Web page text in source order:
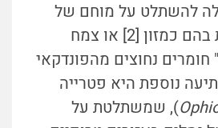
להשתלט על מוחם של
תיקנים ומשתמשת בהם כמזון [2] או צמח
נחוצים מהפונדקאי
מרתיעה נוספת היא פטרייה
), שמשתלטת על